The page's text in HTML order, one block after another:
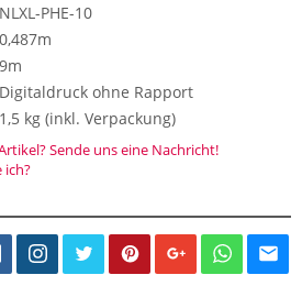
NLXL-PHE-10
0,487m
9m
Digitaldruck ohne Rapport
1,5 kg (inkl. Verpackung)
Sende uns eine Nachricht!
ich?